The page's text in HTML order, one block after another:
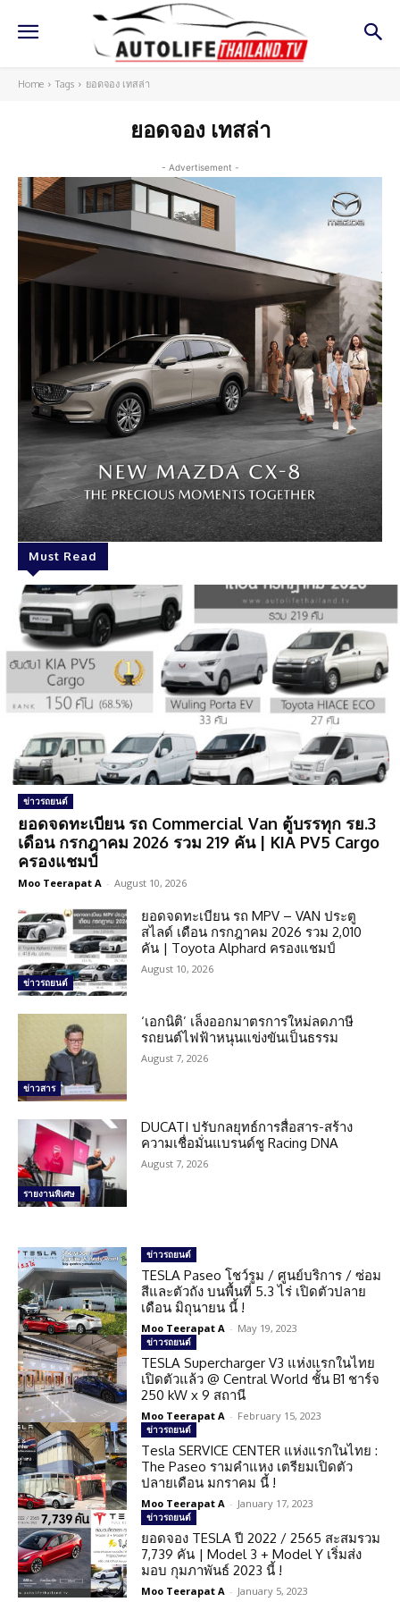
Home Tags ยอดจอง เทสล่า
ยอดจอง เทสล่า
- Advertisement -
Must Read
ข่าวรถยนต์
ยอดจดทะเบียน รถ Commercial Van ตู้บรรทุก รย.3
เดือน กรกฎาคม 2026 รวม 219 คัน | KIA PV5 Cargo
ครองแชมป์
Moo Teerapat A - August 10, 2026
ข่าวรถยนต์
ยอดจดทะเบียน รถ MPV – VAN ประตู
สไลด์ เดือน กรกฎาคม 2026 รวม 2,010
คัน | Toyota Alphard ครองแชมป์
August 10, 2026
ข่าวสาร
‘เอกนิติ’ เล็งออกมาตรการใหม่ลดภาษี
รถยนต์ไฟฟ้าหนุนแข่งขันเป็นธรรม
August 7, 2026
รายงานพิเศษ
DUCATI ปรับกลยุทธ์การสื่อสาร-สร้าง
ความเชื่อมั่นแบรนด์ชู Racing DNA
August 7, 2026
ข่าวรถยนต์
TESLA Paseo โชว์รูม / ศูนย์บริการ / ซ่อม
สีและตัวถัง บนพื้นที่ 5.3 ไร่ เปิดตัวปลาย
เดือน มิถุนายน นี้ !
Moo Teerapat A - May 19, 2023
ข่าวรถยนต์
TESLA Supercharger V3 แห่งแรกในไทย
เปิดตัวแล้ว @ Central World ชั้น B1 ชาร์จ
250 kW x 9 สถานี
Moo Teerapat A - February 15, 2023
ข่าวรถยนต์
Tesla SERVICE CENTER แห่งแรกในไทย :
The Paseo รามคำแหง เตรียมเปิดตัว
ปลายเดือน มกราคม นี้ !
Moo Teerapat A - January 17, 2023
ข่าวรถยนต์
ยอดจอง TESLA ปี 2022 / 2565 สะสมรวม
7,739 คัน | Model 3 + Model Y เริ่มส่ง
มอบ กุมภาพันธ์ 2023 นี้ !
Moo Teerapat A - January 5, 2023